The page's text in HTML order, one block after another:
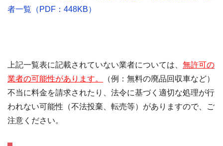
者一覧（PDF：448KB）
上記一覧表に記載されていない業者については、 無許可の
業者の可能性があります。
（例：無料の廃品回収車など）
不当に料金を請求されたり、法令に基づく適切な処理が行
われない可能性（不法投棄、転売等） がありますので、ご
注意ください。